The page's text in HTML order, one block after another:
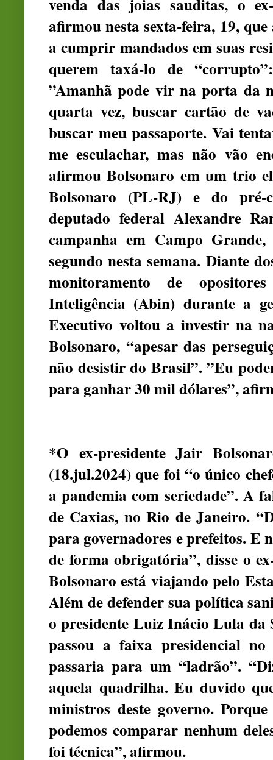
venda das joias sauditas, o
afirmou nesta sexta-feira, 19,
a cumprir mandados em suas
querem taxá-lo de
”Amanhã pode vir na porta da
quarta vez, buscar cartão de
buscar meu passaporte. Vai
me esculachar, mas não vão
afirmou Bolsonaro em um trio
Bolsonaro (PL-RJ) e do
deputado federal Alexandre
campanha em Campo
segundo nesta semana. Diante
monitoramento de
Inteligência (Abin) durante a
Executivo voltou a investir na
Bolsonaro, “apesar das
não desistir do Brasil”. ”Eu
para ganhar 30 mil dólares”,
*O ex-presidente Jair
(18.jul.2024) que foi “o único
a pandemia com seriedade”. A
de Caxias, no Rio de Janeiro.
para governadores e prefeitos. E
de forma obrigatória”, disse o
Bolsonaro está viajando pelo
Além de defender sua política
o presidente Luiz Inácio Lula da
passou a faixa presidencial
passaria para um “ladrão”.
aquela quadrilha. Eu duvido
ministros deste governo.
podemos comparar nenhum
foi técnica”, afirmou.